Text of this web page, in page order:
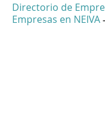
Directorio de
Empresas en NEIVA -